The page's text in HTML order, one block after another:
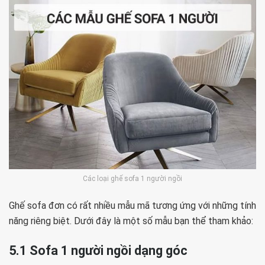
Các loại ghế sofa 1 người ngồi
Ghế sofa đơn có rất nhiều mẫu mã tương ứng với những tính
năng riêng biệt. Dưới đây là một số mẫu bạn thể tham khảo:
5.1 Sofa 1 người ngồi dạng góc